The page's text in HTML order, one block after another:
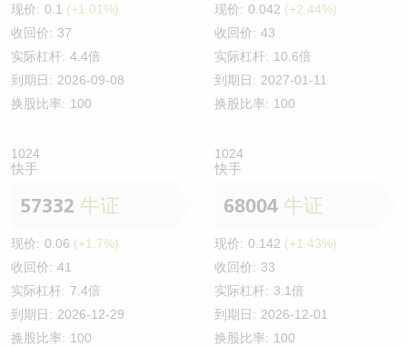
现价: 0.1 (+1.01%)
收回价: 37
实际杠杆: 4.4倍
到期日: 2026-09-08
换股比率: 100
现价: 0.042 (+2.44%)
收回价: 43
实际杠杆: 10.6倍
到期日: 2027-01-11
换股比率: 100
1024
快手
57332 牛证
现价: 0.06 (+1.7%)
收回价: 41
实际杠杆: 7.4倍
到期日: 2026-12-29
换股比率: 100
1024
快手
68004 牛证
现价: 0.142 (+1.43%)
收回价: 33
实际杠杆: 3.1倍
到期日: 2026-12-01
换股比率: 100